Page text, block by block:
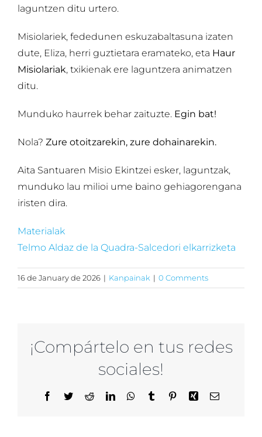
laguntzen ditu urtero.
Misiolariek, fededunen eskuzabaltasuna izaten
dute, Eliza, herri guztietara eramateko, eta Haur
Misiolariak, txikienak ere laguntzera animatzen
ditu.
Munduko haurrek behar zaituzte. Egin bat!
Nola? Zure otoitzarekin, zure dohainarekin.
Aita Santuaren Misio Ekintzei esker, laguntzak,
munduko lau milioi ume baino gehiagorengana
iristen dira.
Materialak
Telmo Aldaz de la Quadra-Salcedori elkarrizketa
16 de January de 2026 | Kanpainak | 0 Comments
¡Compártelo en tus redes
sociales!
Facebook
TwitterRedditLinkedInWhatsApp
Tumblr PinterestXing Email